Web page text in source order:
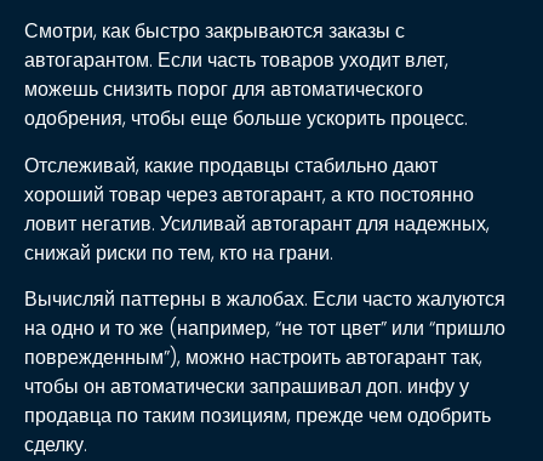
Смотри, как быстро закрываются заказы с
автогарантом. Если часть товаров уходит влет,
можешь снизить порог для автоматического
одобрения, чтобы еще больше ускорить процесс.
Отслеживай, какие продавцы стабильно дают
хороший товар через автогарант, а кто постоянно
ловит негатив. Усиливай автогарант для надежных,
снижай риски по тем, кто на грани.
Вычисляй паттерны в жалобах. Если часто жалуются
на одно и то же (например, “не тот цвет” или “пришло
поврежденным”), можно настроить автогарант так,
чтобы он автоматически запрашивал доп. инфу у
продавца по таким позициям, прежде чем одобрить
сделку.